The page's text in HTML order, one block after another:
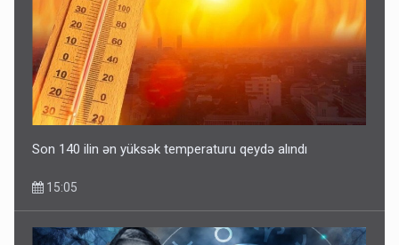
Son 140 ilin ən yüksək temperaturu qeydə alındı
15:05